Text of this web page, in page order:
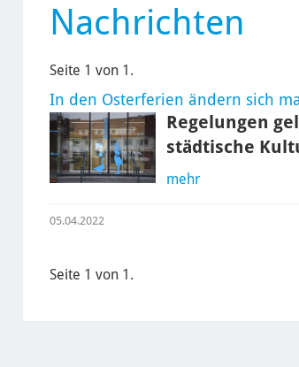
Nachrichten
Seite 1 von 1.
In den Osterferien ändern sich
Regelungen
städtische
mehr
05.04.2022
Seite 1 von 1.